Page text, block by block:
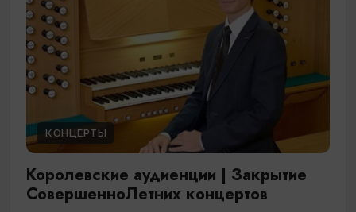
КОНЦЕРТЫ
Королевские аудиенции | Закрытие
СовершенноЛетних концертов